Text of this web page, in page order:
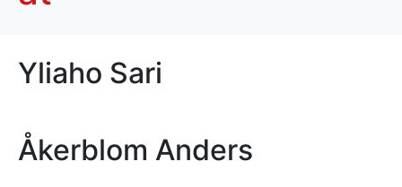
Yliaho Sari
Åkerblom Anders